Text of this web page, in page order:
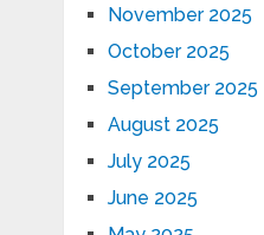
November 2025
October 2025
September 2025
August 2025
July 2025
June 2025